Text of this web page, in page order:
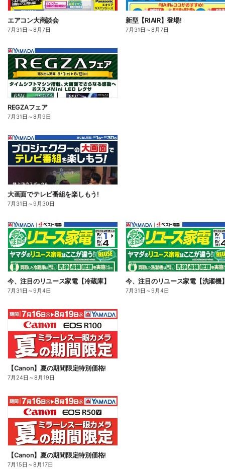
エアコン大商談会
7月31日 ～8月7日
新型【RIAIR】登場!
7月31日 ～8月7日
REGZAフェア
7月31日 ～8月9日
大画面でテレビ番組を楽しもう!
7月31日 ～9月30日
今、注目のリユース家電【冷蔵庫】
7月31日 ～9月4日
今、注目のリユース家電【洗濯機
7月31日 ～9月4日
【Canon】夏の期間限定特別価格!
7月24日 ～8月19日
【Canon】夏の期間限定特別価格!
7月15日 ～8月17日